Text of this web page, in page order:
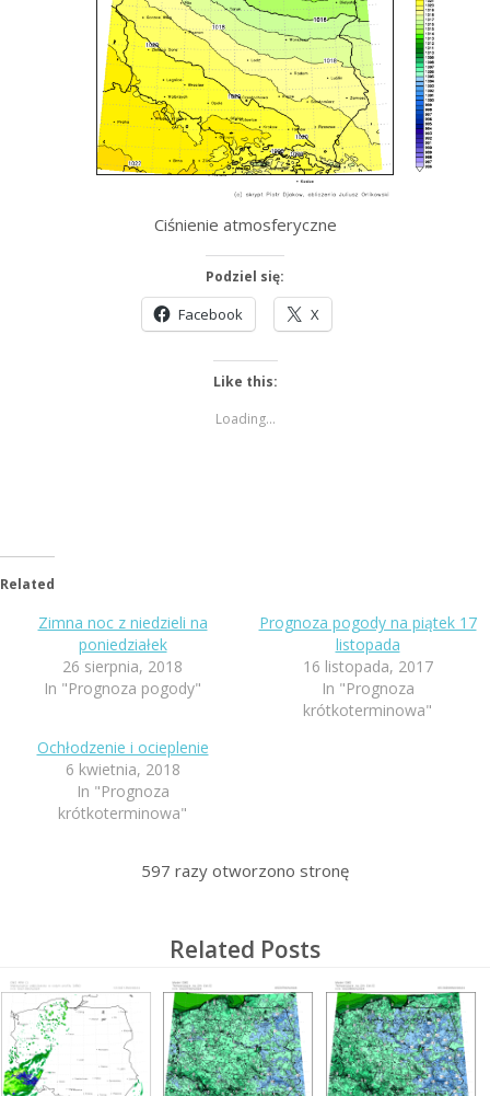
Ciśnienie atmosferyczne
Podziel się:
Facebook X
Like this:
Loading...
Related
Zimna noc z niedzieli na
poniedziałek
26 sierpnia, 2018
In "Prognoza pogody"
Prognoza pogody na piątek 17
listopada
16 listopada, 2017
In "Prognoza
krótkoterminowa"
Ochłodzenie i ocieplenie
6 kwietnia, 2018
In "Prognoza
krótkoterminowa"
597 razy otworzono stronę
Related Posts